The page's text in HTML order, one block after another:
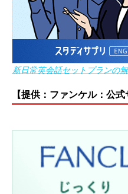
新日常英会話セットプランの
【提供：ファンケル：公式